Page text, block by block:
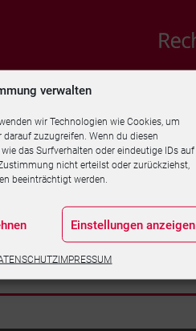
verwalten
wir Technologien wie Cookies, um
zuzugreifen. Wenn du diesen
das Surfverhalten oder eindeutige IDs auf
nicht erteilst oder zurückziehst,
beeinträchtigt werden.
Einstellungen anzeigen
IMPRESSUM